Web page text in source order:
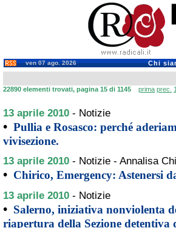
ven 07 ago. 2026 Chi
22890 elementi trovati, pagina 15 di 1145 prima prec.
13 aprile 2010 - Notizie
• Pullia e Rosasco: perché
vivisezione.
13 aprile 2010 - Notizie - Annalisa
• Chirico, Emergency: Astenersi
13 aprile 2010 - Notizie
• Salerno, iniziativa nonviolenta
riapertura della Sezione detentiva